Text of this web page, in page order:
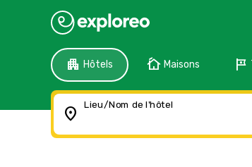
apartment Hôtels cottage Maisons tour
location_on Lieu/Nom de l'hôtel